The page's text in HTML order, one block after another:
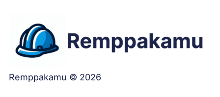
Remppakamu © 2026